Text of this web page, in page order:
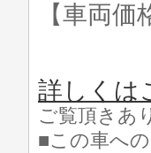
【車両価
詳しくは
ご覧頂きあ
■この車へ